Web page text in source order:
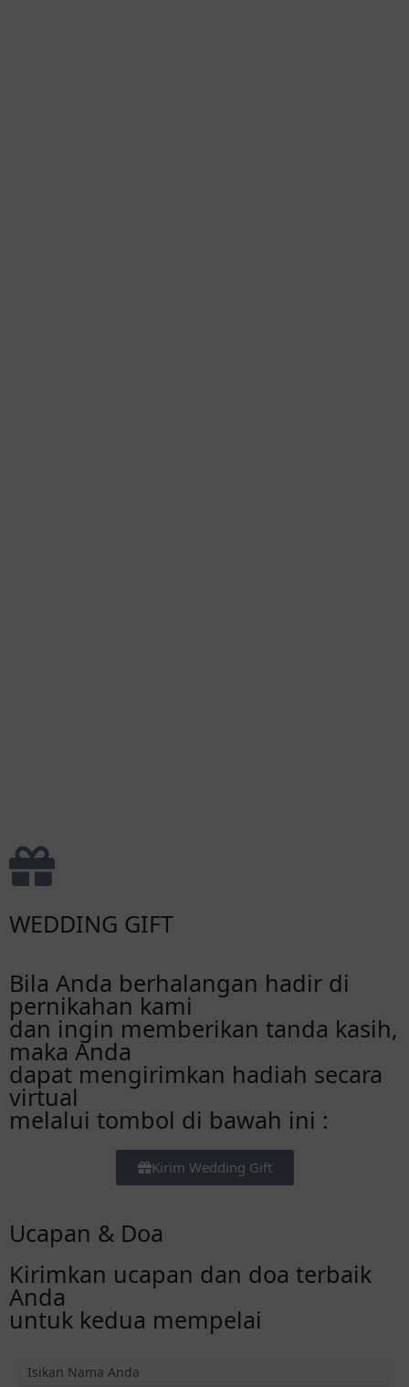
WEDDING GIFT
Bila Anda berhalangan hadir di
pernikahan kami
dan ingin memberikan tanda kasih,
maka Anda
dapat mengirimkan hadiah secara
virtual
melalui tombol di bawah ini :
Kirim Wedding Gift
Ucapan & Doa
Kirimkan ucapan dan doa terbaik
Anda
untuk kedua mempelai